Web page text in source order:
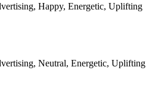
Happy, Energetic, Uplifting
Neutral, Energetic, Uplifting